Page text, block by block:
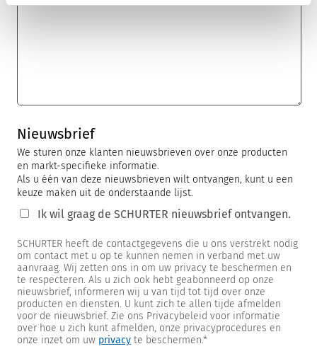
Nieuwsbrief
We sturen onze klanten nieuwsbrieven over onze producten
en markt-specifieke informatie.
Als u één van deze nieuwsbrieven wilt ontvangen, kunt u een
keuze maken uit de onderstaande lijst.
Ik wil graag de SCHURTER nieuwsbrief ontvangen.
SCHURTER heeft de contactgegevens die u ons verstrekt nodig
om contact met u op te kunnen nemen in verband met uw
aanvraag. Wij zetten ons in om uw privacy te beschermen en
te respecteren. Als u zich ook hebt geabonneerd op onze
nieuwsbrief, informeren wij u van tijd tot tijd over onze
producten en diensten. U kunt zich te allen tijde afmelden
voor de nieuwsbrief. Zie ons Privacybeleid voor informatie
over hoe u zich kunt afmelden, onze privacyprocedures en
onze inzet om uw privacy te beschermen.*